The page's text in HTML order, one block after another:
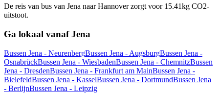
De reis van bus van Jena naar Hannover zorgt voor 15.41kg CO2-
uitstoot.
Ga lokaal vanaf Jena
Bussen Jena - NeurenbergBussen Jena - AugsburgBussen Jena -
OsnabrückBussen Jena - WiesbadenBussen Jena - ChemnitzBussen
Jena - DresdenBussen Jena - Frankfurt am MainBussen Jena -
BielefeldBussen Jena - KasselBussen Jena - DortmundBussen Jena
- BerlijnBussen Jena - Leipzig